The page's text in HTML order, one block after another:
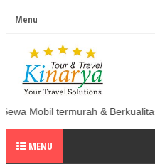
& Berkualitas di Indonesia
MENU